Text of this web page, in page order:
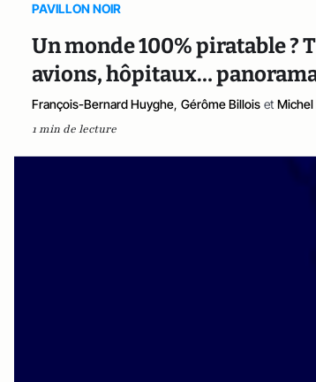
PAVILLON NOIR
Un monde 100% piratable ?
avions, hôpitaux…
François-Bernard Huyghe, Gérôme Billois et
1 min de lecture